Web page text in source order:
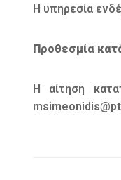
Η υπηρεσία
Προθεσμία
Η αίτηση